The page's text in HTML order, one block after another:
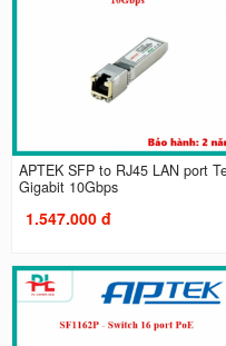
APTEK SFP to RJ45 LAN port
Gigabit 10Gbps
1.547.000 đ